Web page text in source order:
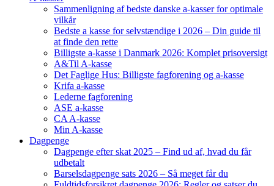
Sammenligning af bedste danske a-kasser for optimale
vilkår
Bedste a kasse for selvstændige i 2026 – Din guide til
at finde den rette
Billigste a-kasse i Danmark 2026: Komplet prisoversigt
A&Til A-kasse
Det Faglige Hus: Billigste fagforening og a-kasse
Krifa a-kasse
Lederne fagforening
ASE a-kasse
CA A-kasse
Min A-kasse
Dagpenge
Dagpenge efter skat 2025 – Find ud af, hvad du får
udbetalt
Barselsdagpenge sats 2026 – Så meget får du